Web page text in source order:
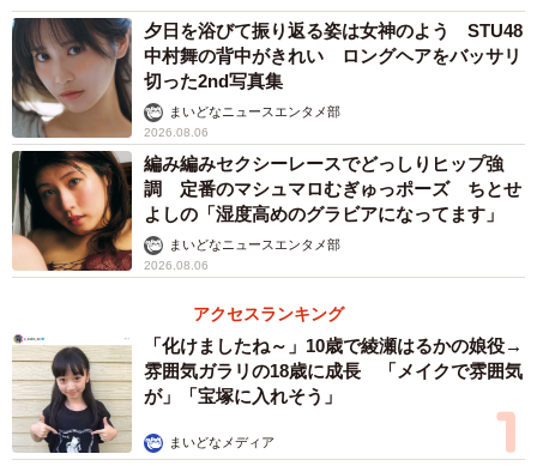
夕日を浴びて振り返る姿は女神のよう STU48
中村舞の背中がきれい ロングヘアをバッサリ
切った2nd写真集
まいどなニュースエンタメ部
2026.08.06
編み編みセクシーレースでどっしりヒップ強
調 定番のマシュマロむぎゅっポーズ ちとせ
よしの「湿度高めのグラビアになってます」
まいどなニュースエンタメ部
2026.08.06
アクセスランキング
「化けましたね～」10歳で綾瀬はるかの娘役→
雰囲気ガラリの18歳に成長 「メイクで雰囲気
が」「宝塚に入れそう」
まいどなメディア